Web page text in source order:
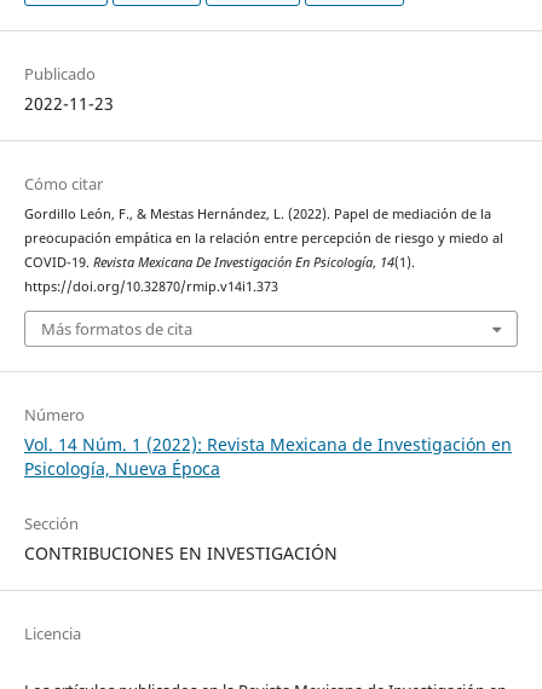
Publicado
2022-11-23
Cómo citar
Gordillo León, F., & Mestas Hernández, L. (2022). Papel de mediación de la
preocupación empática en la relación entre percepción de riesgo y miedo al
COVID-19. Revista Mexicana De Investigación En Psicología, 14(1).
https://doi.org/10.32870/rmip.v14i1.373
Más formatos de cita
Número
Vol. 14 Núm. 1 (2022): Revista Mexicana de Investigación en
Psicología, Nueva Época
Sección
CONTRIBUCIONES EN INVESTIGACIÓN
Licencia